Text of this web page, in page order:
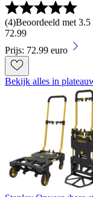
(4)Beoordeeld met
72.99
Prijs: 72.99 euro
Bekijk alles in